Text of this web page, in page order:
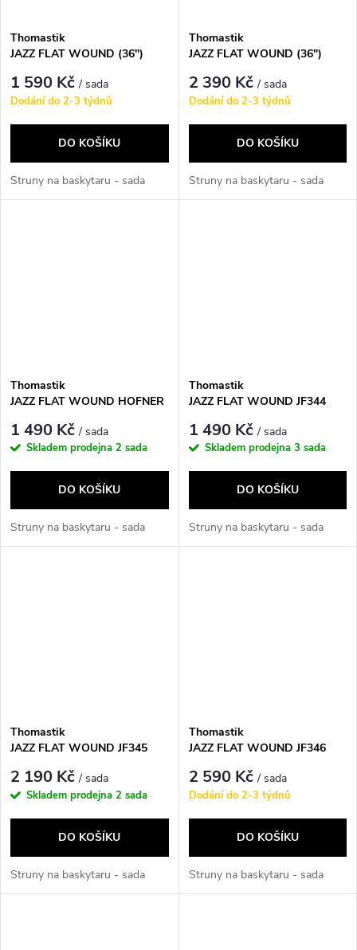
Thomastik
JAZZ FLAT WOUND (36")
1 590 Kč/ sada
Dodání do 2-3 týdnů
DO KOŠÍKU
Struny na baskytaru - sada
Thomastik
JAZZ FLAT WOUND (36")
2 390 Kč/ sada
Dodání do 2-3 týdnů
DO KOŠÍKU
Struny na baskytaru - sada
Thomastik
JAZZ FLAT WOUND HOFNER
1 490 Kč/ sada
Skladem prodejna 2 sada
DO KOŠÍKU
Struny na baskytaru - sada
Thomastik
JAZZ FLAT WOUND JF344
1 490 Kč/ sada
Skladem prodejna 3 sada
DO KOŠÍKU
Struny na baskytaru - sada
Thomastik
JAZZ FLAT WOUND JF345
2 190 Kč/ sada
Skladem prodejna 2 sada
DO KOŠÍKU
Struny na baskytaru - sada
Thomastik
JAZZ FLAT WOUND JF346
2 590 Kč/ sada
Dodání do 2-3 týdnů
DO KOŠÍKU
Struny na baskytaru - sada